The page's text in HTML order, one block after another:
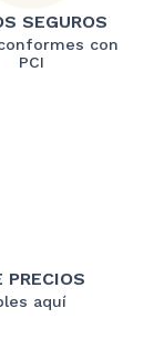
SEGUROS
con
PCI
aquí